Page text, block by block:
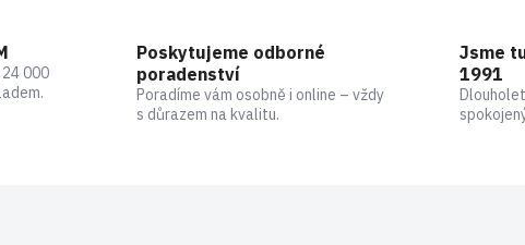
24 000
Poskytujeme odborné
poradenství
Poradíme vám osobně i online – vždy
s důrazem na kvalitu.
Jsme
1991